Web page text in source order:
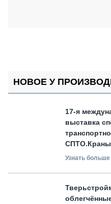
НОВОЕ У
17-я
выставка
СПТО.Краны
Узнать